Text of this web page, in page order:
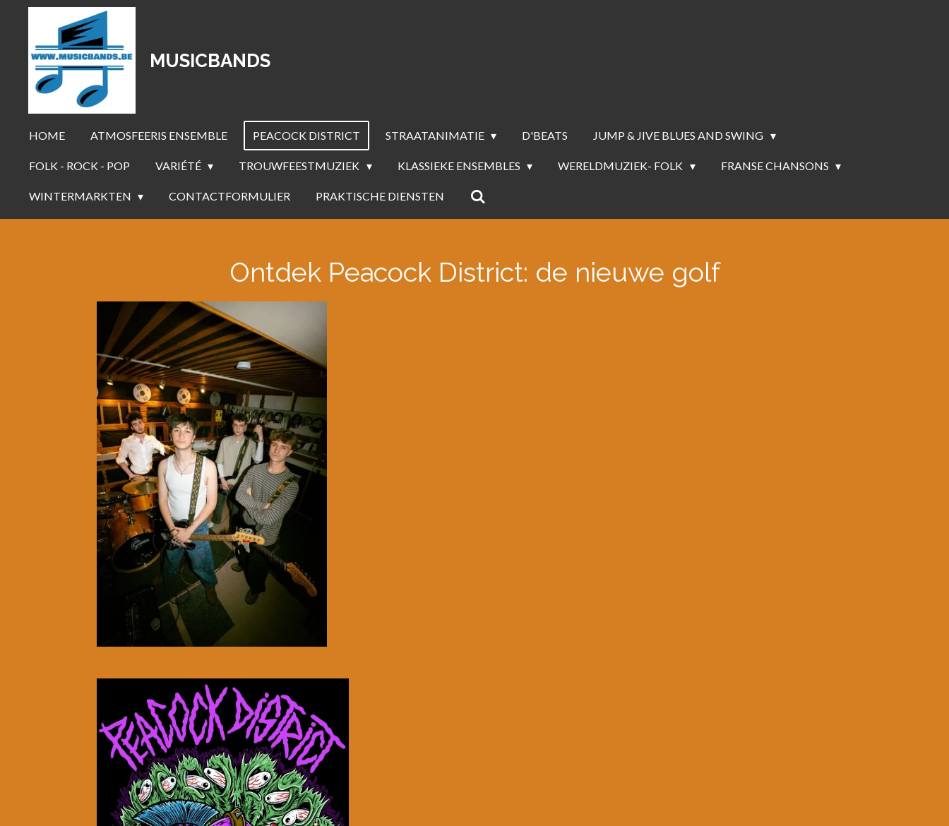
hoofdinhoud
MUSICBANDS
HOME ATMOSFEERIS ENSEMBLE PEACOCK DISTRICT STRAATANIMATIE D'BEATS JUMP & JIVE BLUES AND SWING
FOLK - ROCK - POP VARIÉTÉ TROUWFEESTMUZIEK KLASSIEKE ENSEMBLES WERELDMUZIEK- FOLK FRANSE CHANSONS
WINTERMARKTEN CONTACTFORMULIER PRAKTISCHE DIENSTEN
Ontdek Peacock District: de nieuwe golf